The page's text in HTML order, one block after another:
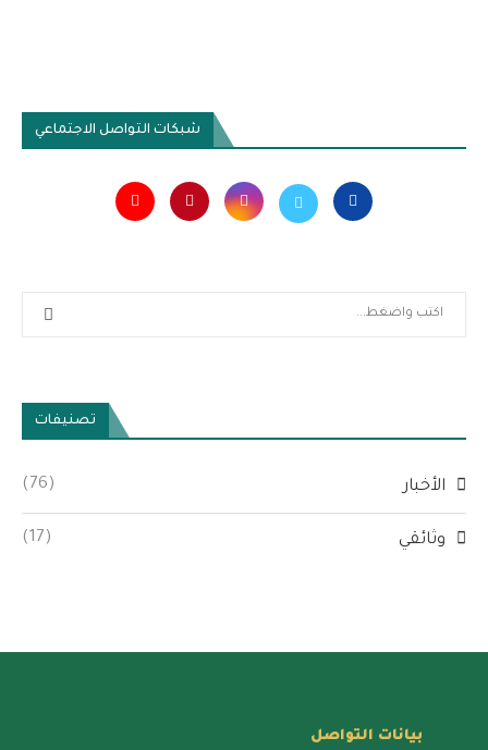
شبكات التواصل الاجتماعي
تصنيفات
الأخبار (76)
وثائقي (17)
بيانات التواصل